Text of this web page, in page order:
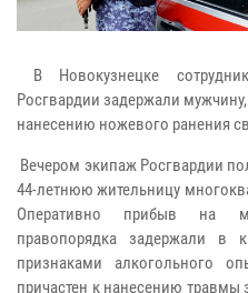
В Новокузнецке
Росгвардии задержали
нанесению ножевого ранения
Вечером экипаж Росгвардии
44-летнюю жительницу
Оперативно прибыв на
правопорядка задержали в
признаками алкогольного
причастен к нанесению травмы